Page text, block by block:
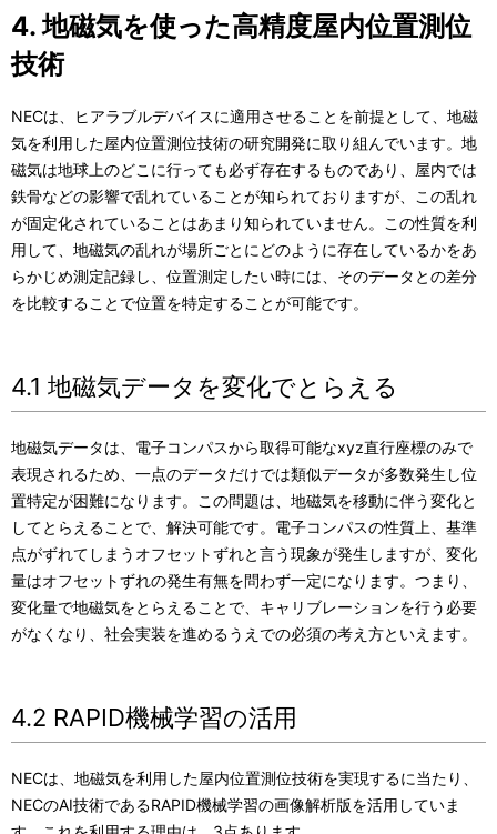
4. 地磁気を使った高精度屋内位置測位
技術
NECは、ヒアラブルデバイスに適用させることを前提として、地磁
気を利用した屋内位置測位技術の研究開発に取り組んでいます。地
磁気は地球上のどこに行っても必ず存在するものであり、屋内では
鉄骨などの影響で乱れていることが知られておりますが、この乱れ
が固定化されていることはあまり知られていません。この性質を利
用して、地磁気の乱れが場所ごとにどのように存在しているかをあ
らかじめ測定記録し、位置測定したい時には、そのデータとの差分
を比較することで位置を特定することが可能です。
4.1 地磁気データを変化でとらえる
地磁気データは、電子コンパスから取得可能なxyz直行座標のみで
表現されるため、一点のデータだけでは類似データが多数発生し位
置特定が困難になります。この問題は、地磁気を移動に伴う変化と
してとらえることで、解決可能です。電子コンパスの性質上、基準
点がずれてしまうオフセットずれと言う現象が発生しますが、変化
量はオフセットずれの発生有無を問わず一定になります。つまり、
変化量で地磁気をとらえることで、キャリブレーションを行う必要
がなくなり、社会実装を進めるうえでの必須の考え方といえます。
4.2 RAPID機械学習の活用
NECは、地磁気を利用した屋内位置測位技術を実現するに当たり、
NECのAI技術であるRAPID機械学習の画像解析版を活用していま